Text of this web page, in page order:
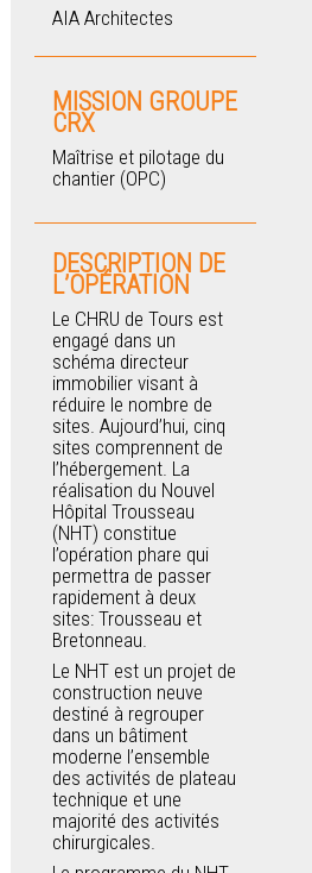
AIA Architectes
MISSION GROUPE
CRX
Maîtrise et pilotage du
chantier (OPC)
DESCRIPTION DE
L’OPÉRATION
Le CHRU de Tours est
engagé dans un
schéma directeur
immobilier visant à
réduire le nombre de
sites. Aujourd’hui, cinq
sites comprennent de
l’hébergement. La
réalisation du Nouvel
Hôpital Trousseau
(NHT) constitue
l’opération phare qui
permettra de passer
rapidement à deux
sites: Trousseau et
Bretonneau.
Le NHT est un projet de
construction neuve
destiné à regrouper
dans un bâtiment
moderne l’ensemble
des activités de plateau
technique et une
majorité des activités
chirurgicales.